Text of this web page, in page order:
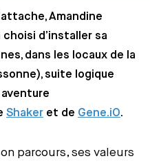
Amandine
choisi d’installer sa
dans les locaux de la
suite logique
Shaker et de Gene.iO.
parcours, ses valeurs